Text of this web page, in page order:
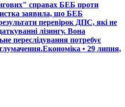
справах БЕБ проти
заявила, що БЕБ
перевірок ДПС, які не
лізингу. Вона
переслідування потребує
• 29 липня,